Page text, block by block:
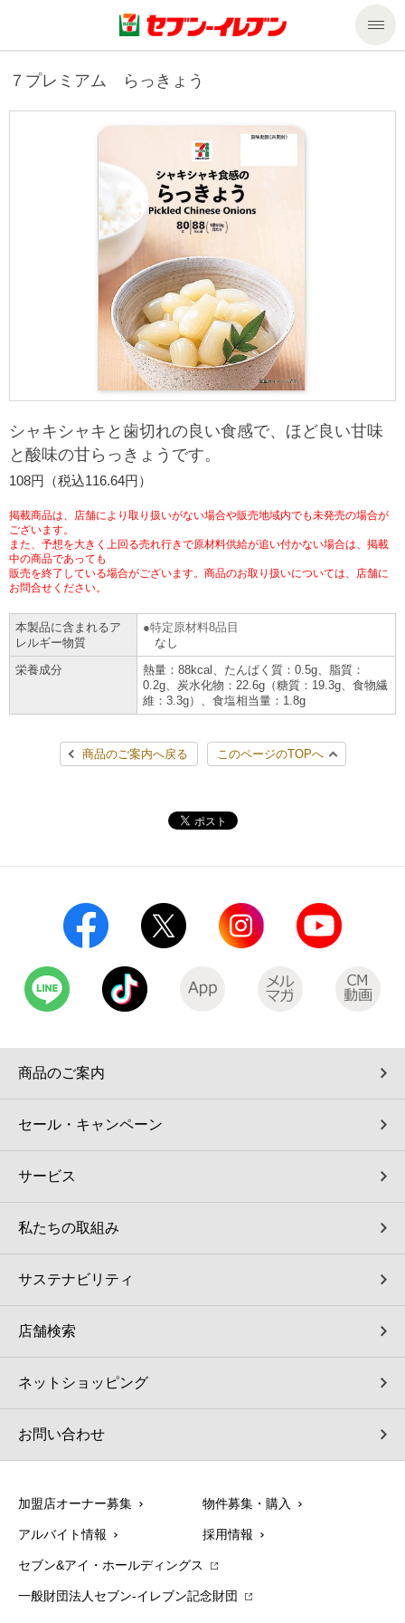
商品のご案内
商品のご案内トップ
商品カテゴリ一覧
セブンプレミアム
食の安全・安心への取組み
ギフト
プリペイドカード・金券
ニンテンドー・ダウンロードカード
セール・キャンペーン
サービストップ
マルチコピー機でできること
マルチコピー機でできることトップ
コピー
プリント
スキャン
ファクス
チケット
宅配便
切手・はがき・印紙
セブン銀行ATM
ご利用可能なお支払い方法
各種料金のお支払い
自転車シェアリング（店舗限定）
モバイルバッテリーシェアリング（店舗限定）
チケットサービス
セブンチケット
チケットぴあ
イープラス
CNプレイガイド
セブン‐イレブンでお受取り
タワーレコード
セブンネットショッピング
停電時のサービス停止のお知らせ
ニュースリリース
企業理念
会社概要
貸借対照表・損益計算書
沿革
国内店舗数
セブン-イレブンの歴史
サステナビリティ
サステナビリティトップ
セブン＆アイ・ホールディングスの重点課題
サステナビリティ活動基本方針
サステナビリティ推進体制
GREEN CHALLENGE 2050
4VISIONS
サステナビリティニュース
サステナビリティレポート
加盟店オーナー募集
店舗検索
ネットショッピング
お問い合わせ
Language
English (Corporate)
English (Services)
한국어(서비스)
７プレミアム らっきょう
シャキシャキと歯切れの良い食感で、ほど良い甘味
と酸味の甘らっきょうです。
108円（税込116.64円）
掲載商品は、店舗により取り扱いがない場合や販売地域内でも未発売の場合が
ございます。
また、予想を大きく上回る売れ行きで原材料供給が追い付かない場合は、掲載
中の商品であっても
販売を終了している場合がございます。商品のお取り扱いについては、店舗に
お問合せください。
本製品に含まれるア
レルギー物質
特定原材料8品目
なし
栄養成分
熱量：88kcal、たんぱく質：0.5g、脂質：
0.2g、炭水化物：22.6g（糖質：19.3g、食物繊
維：3.3g）、食塩相当量：1.8g
商品のご案内へ戻る このページのTOPへ
商品のご案内
セール・キャンペーン
サービス
私たちの取組み
サステナビリティ
店舗検索
ネットショッピング
お問い合わせ
加盟店オーナー募集 物件募集・購入
アルバイト情報 採用情報
セブン&アイ・ホールディングス
一般財団法人セブン-イレブン記念財団